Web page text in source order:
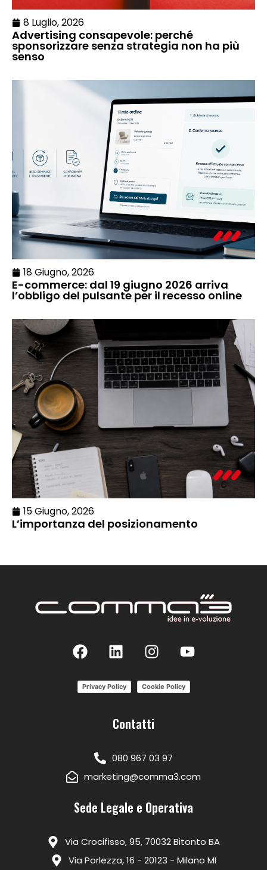
8 Luglio, 2026
Advertising consapevole: perché
sponsorizzare senza strategia non ha più
senso
18 Giugno, 2026
E-commerce: dal 19 giugno 2026 arriva
l’obbligo del pulsante per il recesso online
15 Giugno, 2026
L’importanza del posizionamento
Privacy Policy Cookie Policy
Contatti
080 967 03 97
marketing@comma3.com
Sede Legale e Operativa
Via Crocifisso, 95, 70032 Bitonto BA
Via Porlezza, 16 - 20123 - Milano MI